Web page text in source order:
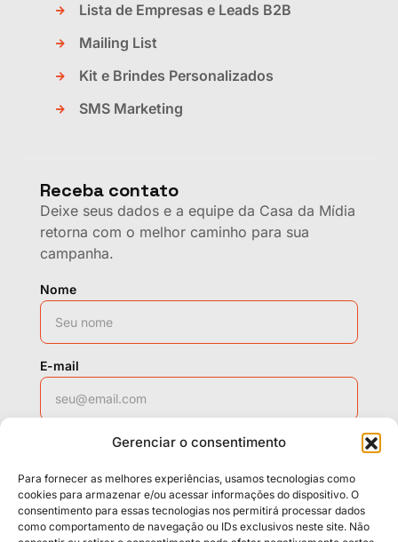
Gerenciar o consentimento
Para fornecer as melhores experiências, usamos tecnologias como
cookies para armazenar e/ou acessar informações do dispositivo. O
consentimento para essas tecnologias nos permitirá processar dados
como comportamento de navegação ou IDs exclusivos neste site. Não
Lista de Empresas e Leads B2B
Mailing List
Kit e Brindes Personalizados
SMS Marketing
Receba contato
Deixe seus dados e a equipe da Casa da Mídia
retorna com o melhor caminho para sua
campanha.
Nome
E-mail
Solicitar contato